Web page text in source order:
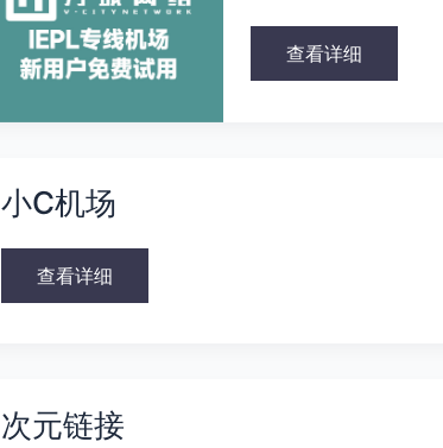
查看详细
小C机场
C
机
场
查看详细
次元链接
元
链